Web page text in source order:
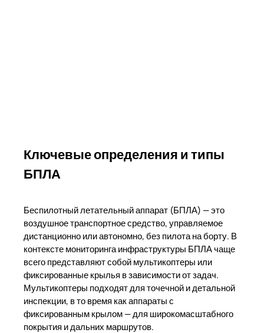
Ключевые определения и типы
БПЛА
Беспилотный летательный аппарат (БПЛА) — это
воздушное транспортное средство, управляемое
дистанционно или автономно, без пилота на борту. В
контексте мониторинга инфраструктуры БПЛА чаще
всего представляют собой мультикоптеры или
фиксированные крылья в зависимости от задач.
Мультикоптеры подходят для точечной и детальной
инспекции, в то время как аппараты с
фиксированным крылом — для широкомасштабного
покрытия и дальних маршрутов.